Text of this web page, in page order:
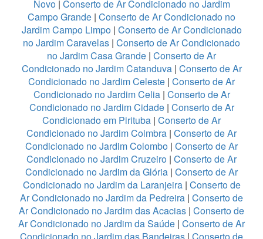
Novo| Conserto de Ar Condicionado no Jardim
Campo Grande | Conserto de Ar Condicionado no
Jardim Campo Limpo| Conserto de Ar Condicionado
no Jardim Caravelas | Conserto de Ar Condicionado
no Jardim Casa Grande | Conserto de Ar
Condicionado no Jardim Catanduva| Conserto de Ar
Condicionado no Jardim Celeste | Conserto de Ar
Condicionado no Jardim Celia| Conserto de Ar
Condicionado no Jardim Cidade| Conserto de Ar
Condicionado em Pirituba | Conserto de Ar
Condicionado no Jardim Coimbra | Conserto de Ar
Condicionado no Jardim Colombo | Conserto de Ar
Condicionado no Jardim Cruzeiro | Conserto de Ar
Condicionado no Jardim da Glória | Conserto de Ar
Condicionado no Jardim da Laranjeira| Conserto de
Ar Condicionado no Jardim da Pedreira | Conserto de
Ar Condicionado no Jardim das Acacias | Conserto de
Ar Condicionado no Jardim da Saúde | Conserto de Ar